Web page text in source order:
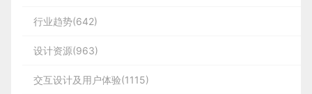
行业趋势(642)
设计资源(963)
交互设计及用户体验(1115)